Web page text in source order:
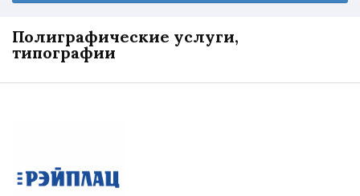
Полиграфические услуги,
типографии